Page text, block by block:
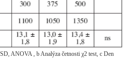
ANOVA , b Analýza četnosti χ2 test, c Den